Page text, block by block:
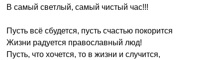
В самый светлый, самый чистый час!!!
Пусть всё сбудется, пусть счастью покорится
Жизни радуется православный люд!
Пусть, что хочется, то в жизни и случится,